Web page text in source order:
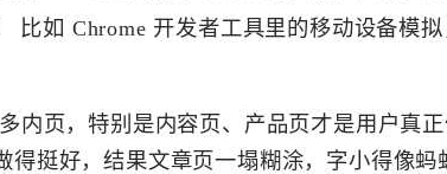
比如 Chrome 开发者工具里的移动设备模
内页，特别是内容页、产品页才是用户真
挺好，结果文章页一塌糊涂，字小得像蚂